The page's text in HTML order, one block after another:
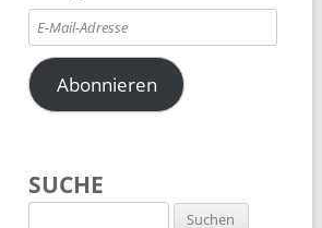
E-
Mail-
Adresse
Abonnieren
SUCHE